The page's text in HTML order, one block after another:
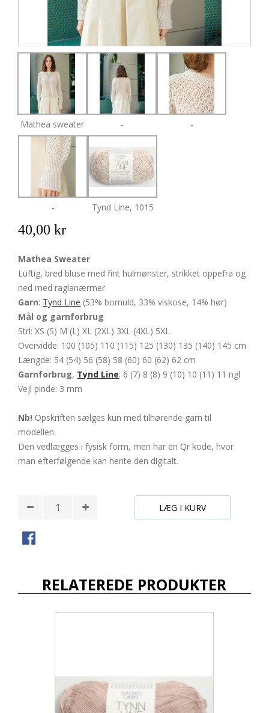
Mathea sweater - -
- Tynd Line, 1015
40,00 kr
Mathea Sweater
Luftig, bred bluse med fint hulmønster, strikket oppefra og
ned med raglanærmer
Garn: Tynd Line (53% bomuld, 33% viskose, 14% hør)
Mål og garnforbrug
Strl: XS (S) M (L) XL (2XL) 3XL (4XL) 5XL
Overvidde: 100 (105) 110 (115) 125 (130) 135 (140) 145 cm
Længde: 54 (54) 56 (58) 58 (60) 60 (62) 62 cm
Garnforbrug, Tynd Line: 6 (7) 8 (8) 9 (10) 10 (11) 11 ngl
Vejl pinde: 3 mm
Nb! Opskriften sælges kun med tilhørende garn til
modellen.
Den vedlægges i fysisk form, men har en Qr kode, hvor
man efterfølgende kan hente den digitalt.
LÆG I KURV
RELATEREDE PRODUKTER